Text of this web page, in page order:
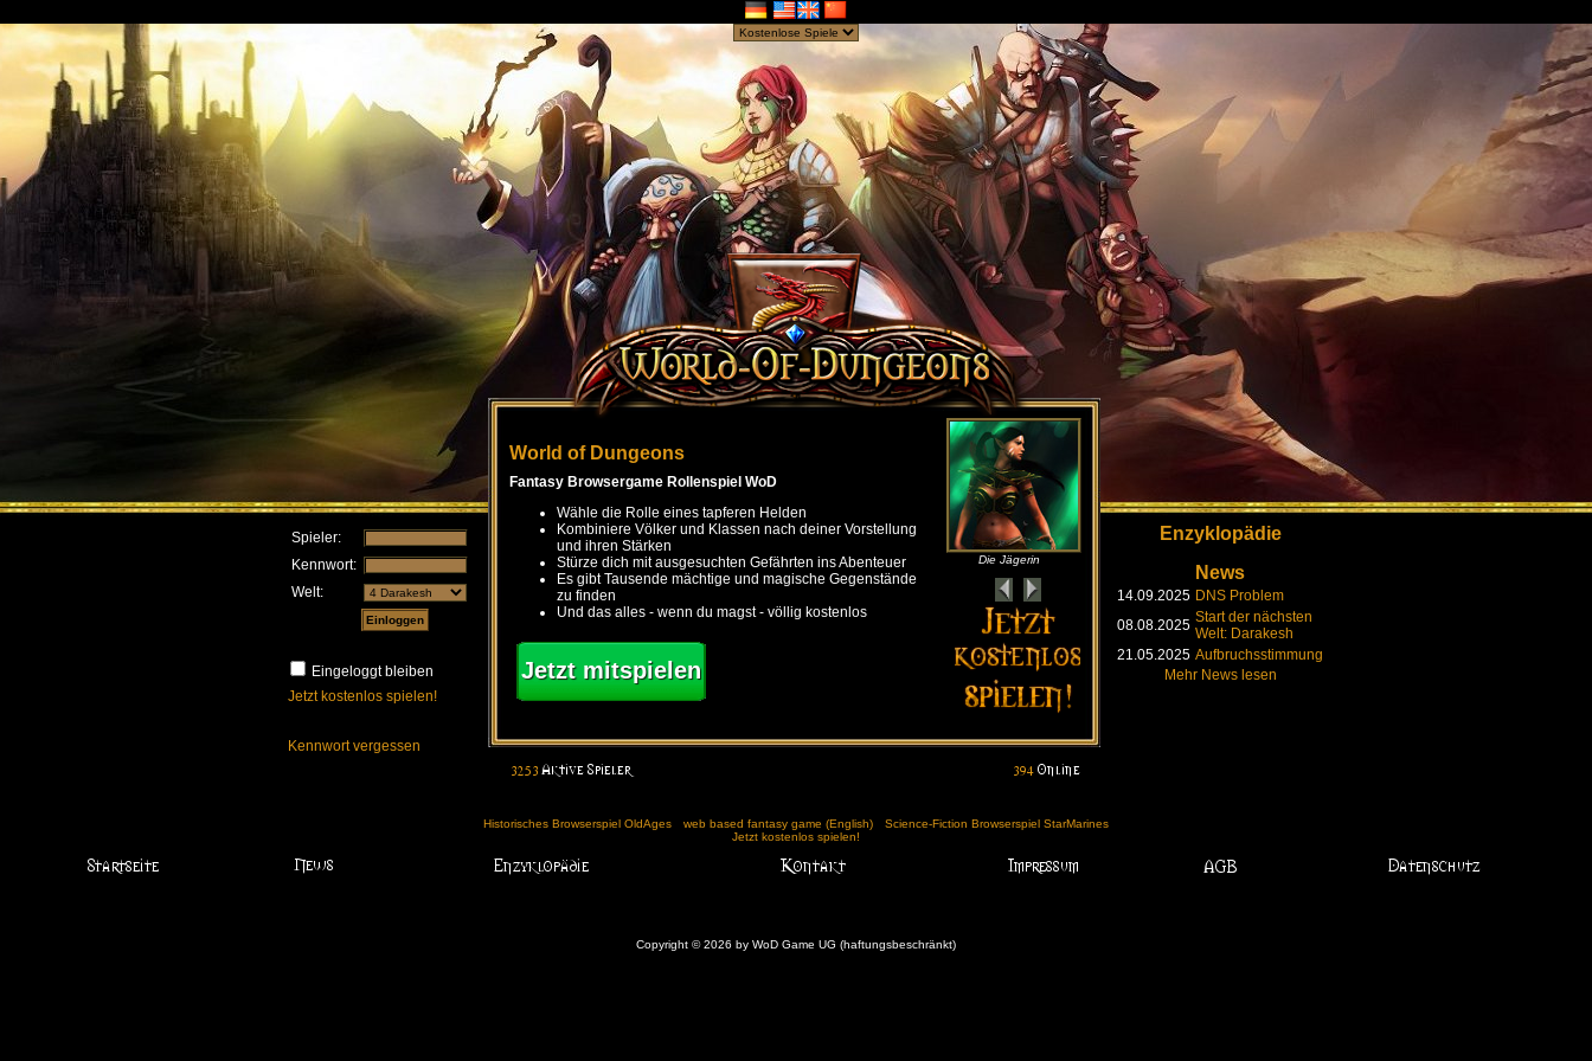
Spieler:
Kennwort:
Welt:
Eingeloggt bleiben
Jetzt kostenlos spielen!
Kennwort vergessen
World of Dungeons
Fantasy Browsergame Rollenspiel WoD
Wähle die Rolle eines tapferen Helden
Kombiniere Völker und Klassen nach deiner Vorstellung
und ihren Stärken
Stürze dich mit ausgesuchten Gefährten ins Abenteuer
Es gibt Tausende mächtige und magische Gegenstände
zu finden
Und das alles - wenn du magst - völlig kostenlos
Jetzt mitspielen
Die Jägerin
Enzyklopädie
News
14.09.2025 DNS Problem
08.08.2025 Start der nächsten
Welt: Darakesh
21.05.2025 Aufbruchsstimmung
Mehr News lesen
Historisches Browserspiel OldAges web based fantasy game (English)
Science-Fiction Browserspiel StarMarines
Jetzt kostenlos spielen!
Copyright © 2026 by WoD Game UG (haftungsbeschränkt)